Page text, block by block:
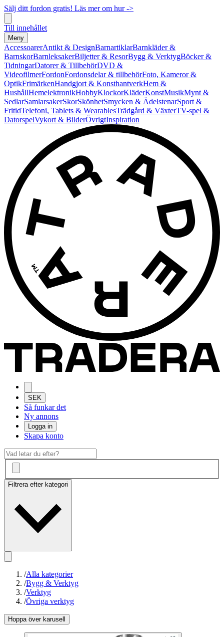
Sälj ditt fordon gratis! Läs mer om hur ->
Till innehållet
Meny
AccessoarerAntikt & DesignBarnartiklarBarnkläder &
BarnskorBarnleksakerBiljetter & ResorBygg & VerktygBöcker &
TidningarDatorer & TillbehörDVD &
VideofilmerFordonFordonsdelar & tillbehörFoto, Kameror &
OptikFrimärkenHandgjort & KonsthantverkHem &
HushållHemelektronikHobbyKlockorKläderKonstMusikMynt &
SedlarSamlarsakerSkorSkönhetSmycken & ÄdelstenarSport &
FritidTelefoni, Tablets & WearablesTrädgård & VäxterTV-spel &
DatorspelVykort & BilderÖvrigtInspiration
SEK
Så funkar det
Ny annons
Logga in
Skapa konto
Filtrera efter kategori
/Alla kategorier
/Bygg & Verktyg
/Verktyg
/Övriga verktyg
Hoppa över karusell